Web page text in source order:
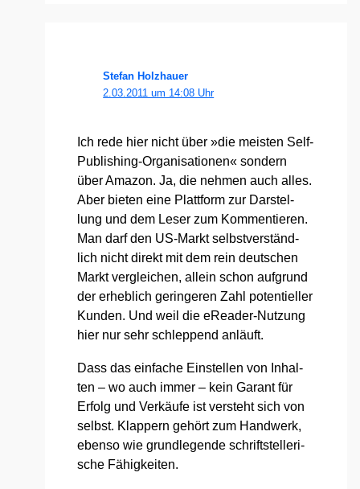
Stefan Holzhauer
2.03.2011 um 14:08 Uhr
Ich rede hier nicht über »die meis­ten Self-
Publi­shing-Orga­ni­sa­tio­nen« son­dern
über Ama­zon. Ja, die neh­men auch alles.
Aber bie­ten eine Platt­form zur Dar­stel­
lung und dem Leser zum Kom­men­tie­ren.
Man darf den US-Markt selbst­ver­ständ­
lich nicht direkt mit dem rein deut­schen
Markt ver­glei­chen, allein schon auf­grund
der erheb­lich gerin­ge­ren Zahl poten­ti­el­ler
Kun­den. Und weil die eRea­der-Nut­zung
hier nur sehr schlep­pend anläuft.
Dass das ein­fa­che Ein­stel­len von Inhal­
ten – wo auch immer – kein Garant für
Erfolg und Ver­käu­fe ist ver­steht sich von
selbst. Klap­pern gehört zum Hand­werk,
eben­so wie grund­le­gen­de schrift­stel­le­ri­
sche Fähig­kei­ten.